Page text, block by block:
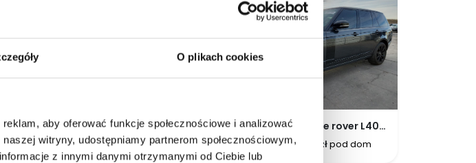
O plikach cookies
aby oferować funkcje społecznościowe i analizować
witryny, udostępniamy partnerom społecznościowym,
z innymi danymi otrzymanymi od Ciebie lub
specyfikacji, w dobrym
do norm
Land rover Range rover L405
(2013-2021)
Cena od:60 000 złpod dom